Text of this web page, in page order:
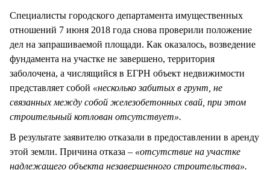
Специалисты городского департамента имущественных
отношений 7 июня 2018 года снова проверили положение
дел на запрашиваемой площади. Как оказалось, возведение
фундамента на участке не завершено, территория
заболочена, а числящийся в ЕГРН объект недвижимости
представляет собой «несколько забитых в грунт, не
связанных между собой железобетонных свай, при этом
строительный котлован отсутствует».
В результате заявителю отказали в предоставлении в аренду
этой земли. Причина отказа – «отсутствие на участке
надлежащего объекта незавершенного строительства».